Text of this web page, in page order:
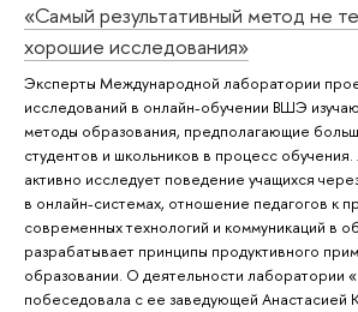
«Самый результативный метод не
хорошие исследования»
Эксперты Международной лаборатории
исследований в онлайн-обучении ВШЭ
методы образования, предполагающие
студентов и школьников в процесс
активно исследует поведение учащихся
в онлайн-системах, отношение педагогов к
современных технологий и коммуникаций в
разрабатывает принципы продуктивного
образовании. О деятельности лаборатории
побеседовала с ее заведующей Анастасией